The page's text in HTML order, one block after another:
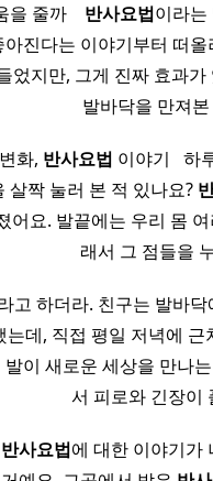
줄까 반사요법이라는
진다는 이야기부터 떠
었지만, 그게 진짜 효과
발바닥을 만져
화, 반사요법 이야기 ​ ​ 하
살짝 눌러 본 적 있나요?
어요. 발끝에는 우리 몸
래서 그 점들을
고 하더라. 친구는 발바
데, 직접 평일 저녁에 근
이 새로운 세상을 만나
서 피로와 긴장이
반사요법에 대한 이야기가